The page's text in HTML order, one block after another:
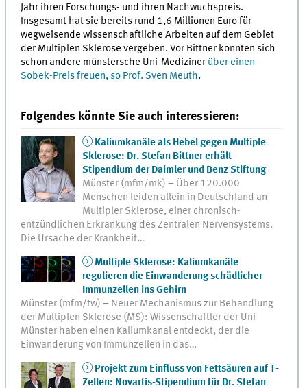
Jahr ihren Forschungs- und ihren Nachwuchspreis.
Insgesamt hat sie bereits rund 1,6 Millionen Euro für
wegweisende wissenschaftliche Arbeiten auf dem Gebiet
der Multiplen Sklerose vergeben. Vor Bittner konnten sich
schon andere münstersche Uni-Mediziner über einen
Sobek-Preis freuen, so Prof. Sven Meuth.
Folgendes könnte Sie auch interessieren:
Kaliumkanäle als Hebel gegen Multiple
Sklerose: Dr. Stefan Bittner erhält
Stipendium der Daimler und Benz Stiftung
Münster (mfm/mk) – Über 120.000
Menschen leiden allein in Deutschland an
Multipler Sklerose, einer chronisch-
entzündlichen Erkrankung des Zentralen Nervensystems.
Die Ursache der Krankheit…
Multiple Sklerose: Kaliumkanäle
regulieren die Einwanderung schädlicher
Immunzellen ins Gehirn
Münster (mfm/tw) – Neuer Mechanismus zur Behandlung
der Multiplen Sklerose (MS): Wissenschaftler der Uni
Münster haben einen Kaliumkanal entdeckt, der die
Einwanderung von Immunzellen in das…
Projekt zum Einfluss von Fettsäuren auf T-
Zellen: Novartis-Stipendium für Dr. Stefan